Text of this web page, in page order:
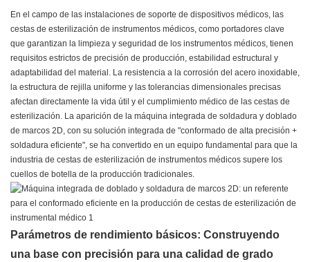
En el campo de las instalaciones de soporte de dispositivos médicos, las
cestas de esterilización de instrumentos médicos, como portadores clave
que garantizan la limpieza y seguridad de los instrumentos médicos, tienen
requisitos estrictos de precisión de producción, estabilidad estructural y
adaptabilidad del material. La resistencia a la corrosión del acero inoxidable,
la estructura de rejilla uniforme y las tolerancias dimensionales precisas
afectan directamente la vida útil y el cumplimiento médico de las cestas de
esterilización. La aparición de la máquina integrada de soldadura y doblado
de marcos 2D, con su solución integrada de "conformado de alta precisión +
soldadura eficiente", se ha convertido en un equipo fundamental para que la
industria de cestas de esterilización de instrumentos médicos supere los
cuellos de botella de la producción tradicionales.
Parámetros de rendimiento básicos: Construyendo
una base con precisión para una calidad de grado